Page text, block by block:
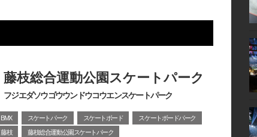
藤枝総合運動公園スケートパーク
フジエダソウゴウウンドウコウエンスケートパーク
BMX スケートパーク スケートボード
スケートボードパーク
藤枝
藤枝総合運動公園スケートパーク